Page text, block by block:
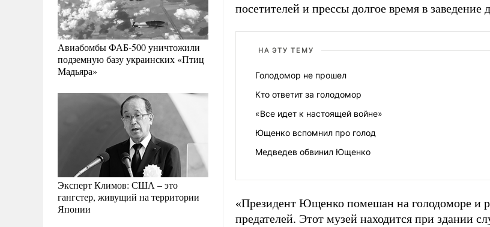
Авиабомбы ФАБ-500 уничтожили
подземную базу украинских «Птиц
Мадьяра»
Эксперт Климов: США – это
гангстер, живущий на территории
Японии
посетителей и прессы долгое время в заведение
НА ЭТУ ТЕМУ
Голодомор не прошел
Кто ответит за голодомор
«Все идет к настоящей войне»
Ющенко вспомнил про голод
Медведев обвинил Ющенко
«Президент Ющенко помешан на голодоморе и
предателей. Этот музей находится при здании